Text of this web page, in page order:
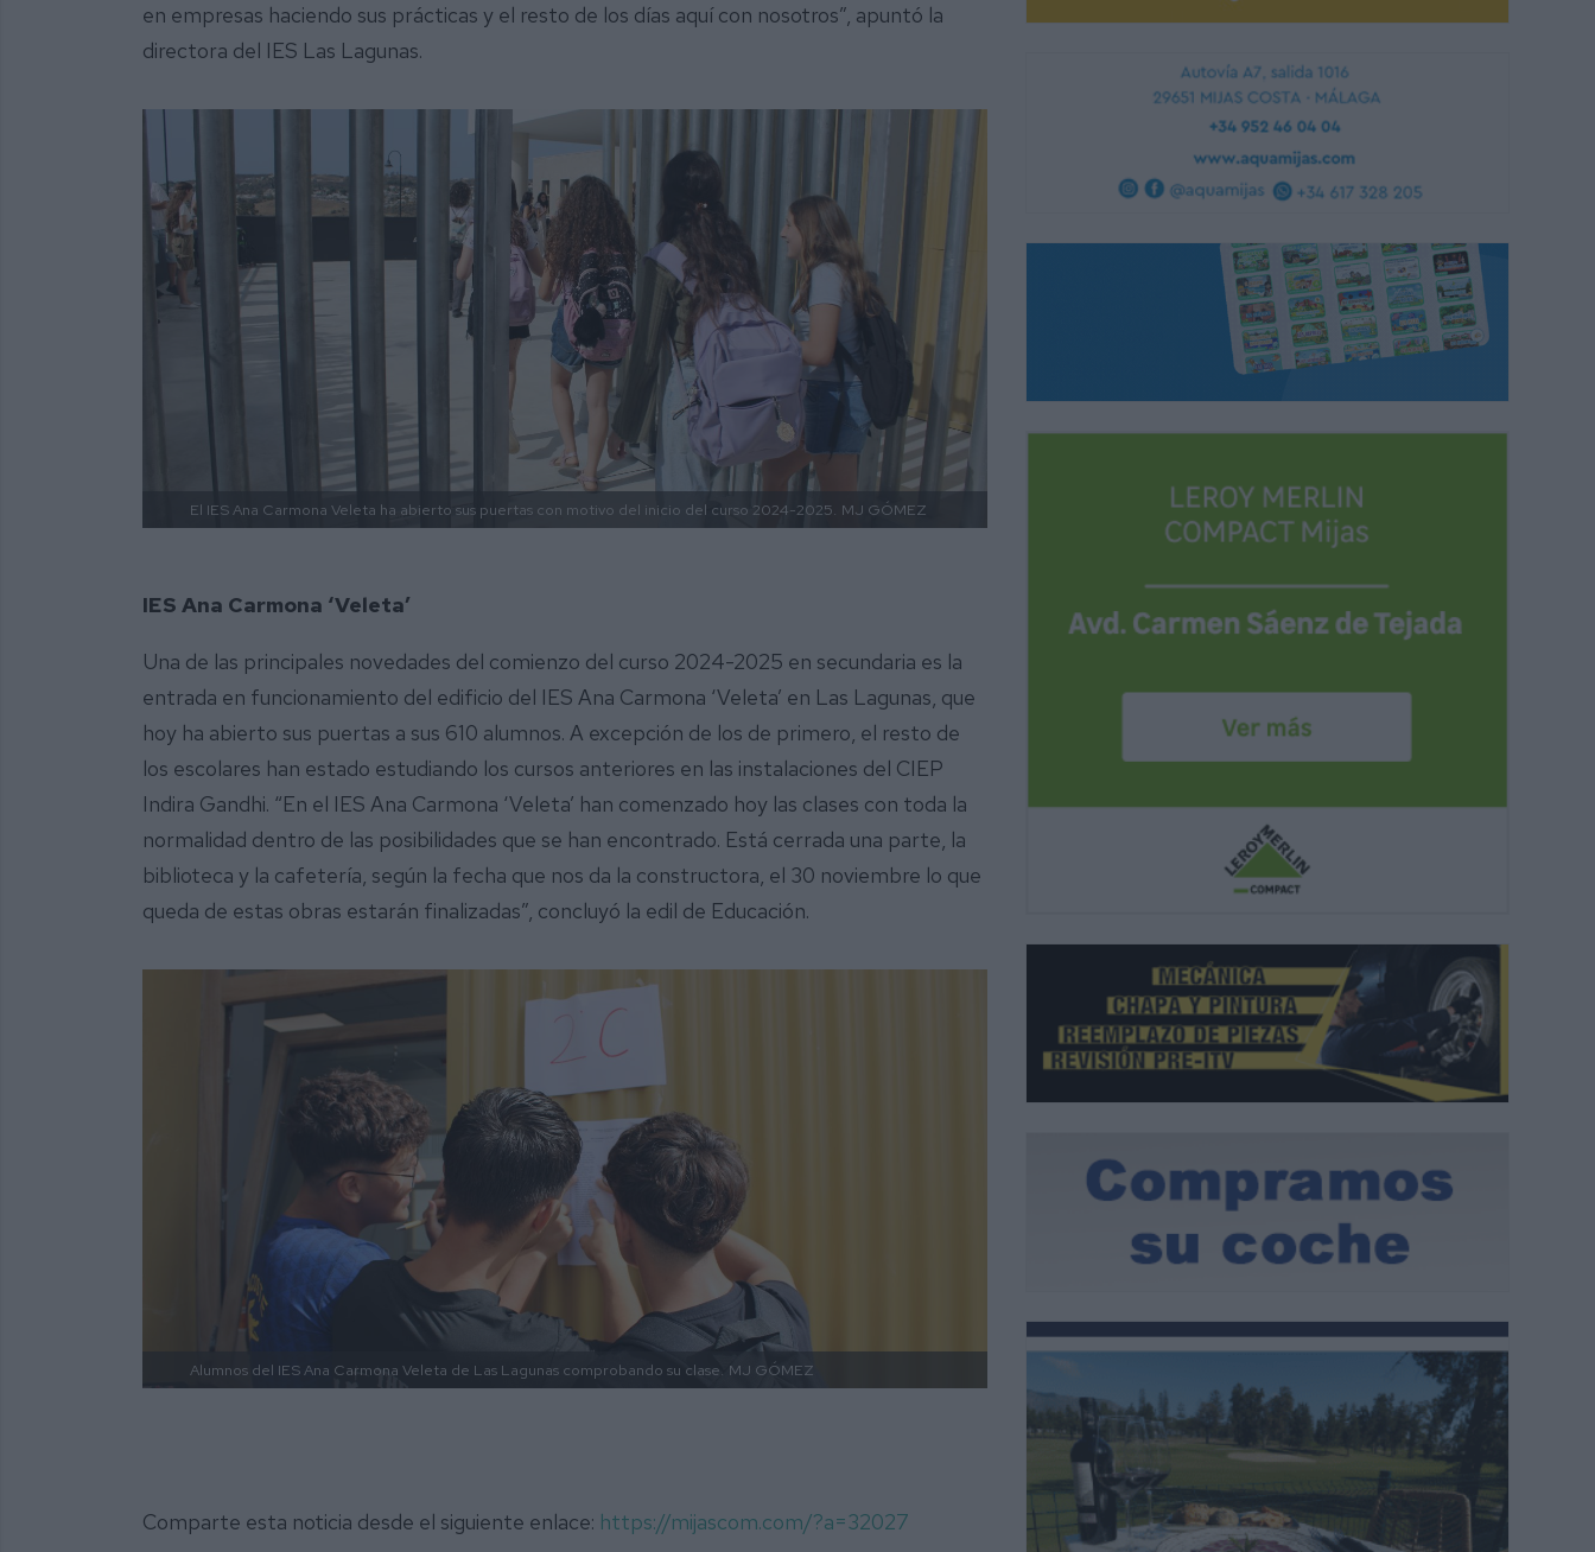
en empresas haciendo sus prácticas y el resto de los días aquí con nosotros”, apuntó la
directora del IES Las Lagunas.
El IES Ana Carmona Veleta ha abierto sus puertas con motivo del inicio del curso 2024-2025. MJ GÓMEZ
IES Ana Carmona ‘Veleta’
Una de las principales novedades del comienzo del curso 2024-2025 en secundaria es la
entrada en funcionamiento del edificio del IES Ana Carmona ‘Veleta’ en Las Lagunas, que
hoy ha abierto sus puertas a sus 610 alumnos. A excepción de los de primero, el resto de
los escolares han estado estudiando los cursos anteriores en las instalaciones del CIEP
Indira Gandhi. “En el IES Ana Carmona ‘Veleta’ han comenzado hoy las clases con toda la
normalidad dentro de las posibilidades que se han encontrado. Está cerrada una parte, la
biblioteca y la cafetería, según la fecha que nos da la constructora, el 30 noviembre lo que
queda de estas obras estarán finalizadas”, concluyó la edil de Educación.
Alumnos del IES Ana Carmona Veleta de Las Lagunas comprobando su clase. MJ GÓMEZ
Comparte esta noticia desde el siguiente enlace: https://mijascom.com/?a=32027